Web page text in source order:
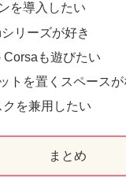
を導入したい
リーズが好き
Corsaも遊びたい
トを置くスペースが
を兼用したい
まとめ